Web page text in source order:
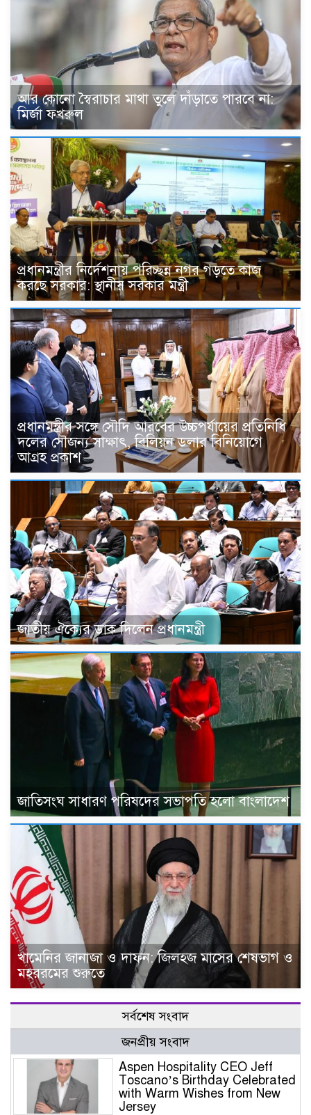
আর কোনো স্বৈরাচার মাথা তুলে দাঁড়াতে পারবে না:
মির্জা ফখরুল
প্রধানমন্ত্রীর নির্দেশনায় পরিচ্ছন্ন নগর গড়তে কাজ
করছে সরকার: স্থানীয় সরকার মন্ত্রী
প্রধানমন্ত্রীর সঙ্গে সৌদি আরবের উচ্চপর্যায়ের প্রতিনিধি
দলের সৌজন্য সাক্ষাৎ, বিলিয়ন ডলার বিনিয়োগে
আগ্রহ প্রকাশ
জাতীয় ঐক্যের ডাক দিলেন প্রধানমন্ত্রী
জাতিসংঘ সাধারণ পরিষদের সভাপতি হলো বাংলাদেশ
খামেনির জানাজা ও দাফন: জিলহজ মাসের শেষভাগ ও
মহররমের শুরুতে
সর্বশেষ সংবাদ
জনপ্রীয় সংবাদ
Aspen Hospitality CEO Jeff
Toscano’s Birthday Celebrated
with Warm Wishes from New
Jersey